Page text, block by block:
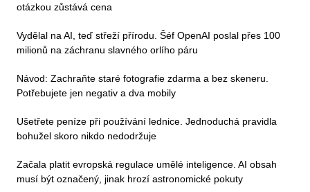
otázkou zůstává cena
Vydělal na AI, teď střeží přírodu. Šéf OpenAI poslal přes 100
milionů na záchranu slavného orlího páru
Návod: Zachraňte staré fotografie zdarma a bez skeneru.
Potřebujete jen negativ a dva mobily
Ušetřete peníze při používání lednice. Jednoduchá pravidla
bohužel skoro nikdo nedodržuje
Začala platit evropská regulace umělé inteligence. AI obsah
musí být označený, jinak hrozí astronomické pokuty